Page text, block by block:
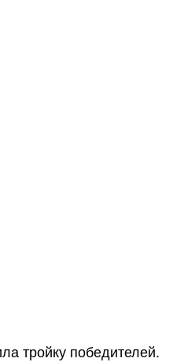
тройку победителей.